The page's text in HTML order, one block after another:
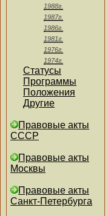
1988г.
1987г.
1986г.
1981г.
1976г.
1974г.
Статусы
Программы
Положения
Другие
Правовые акты
СССР
Правовые акты
Москвы
Правовые акты
Санкт-Петербурга